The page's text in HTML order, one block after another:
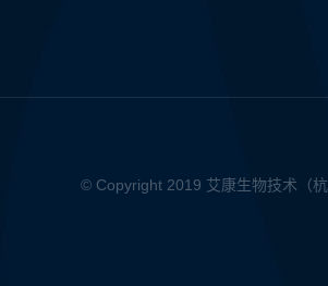
© Copyright 2019 艾康生物技术（